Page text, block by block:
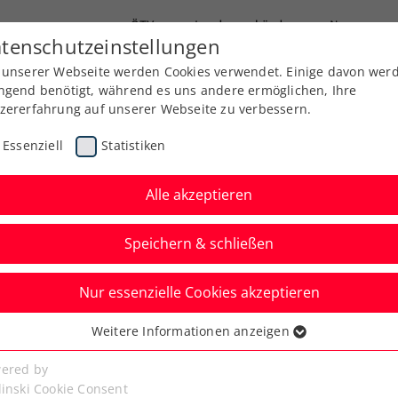
ÖTV Landesverbände News
Ausbildung Services Über uns
Aktuelle News
Webseite werden Cookies verwendet. Einige davon
benötigt, während es uns andere ermöglichen, Ihre
auf unserer Webseite zu verbessern.
Essenziell Statistiken
Alle akzeptieren
Speichern & schließen
Nur essenzielle Cookies akzeptieren
Cookies werden für grundlegende Funktionen der
benötigt. Dadurch ist gewährleistet, dass die Webseite
Weitere Informationen anzeigen
by
Cookie Consent